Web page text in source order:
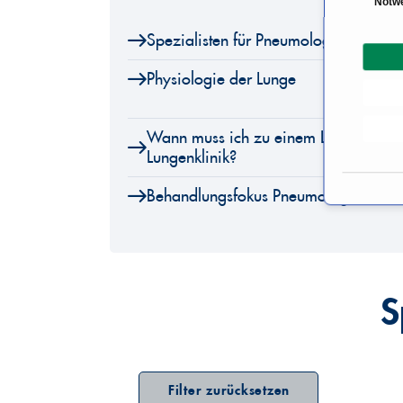
n
g
Spezialisten für Pneumologie
Physiologie der Lunge
Wann muss ich zu einem
Lungenklinik?
Behandlungsfokus Pneumologie
Filter zurücksetzen